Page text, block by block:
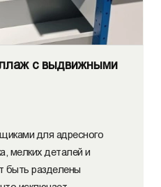
с выдвижными
для адресного
мелких деталей и
быть разделены